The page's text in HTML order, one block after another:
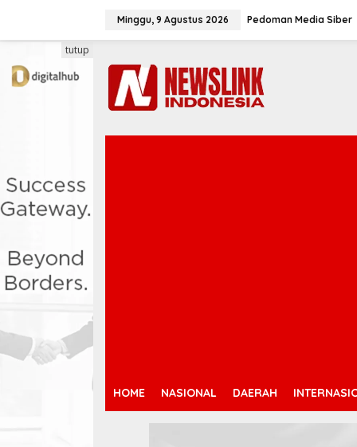
Minggu, 9 Agustus 2026 Pedoman Media Siber
HOME NASIONAL DAERAH
tutup